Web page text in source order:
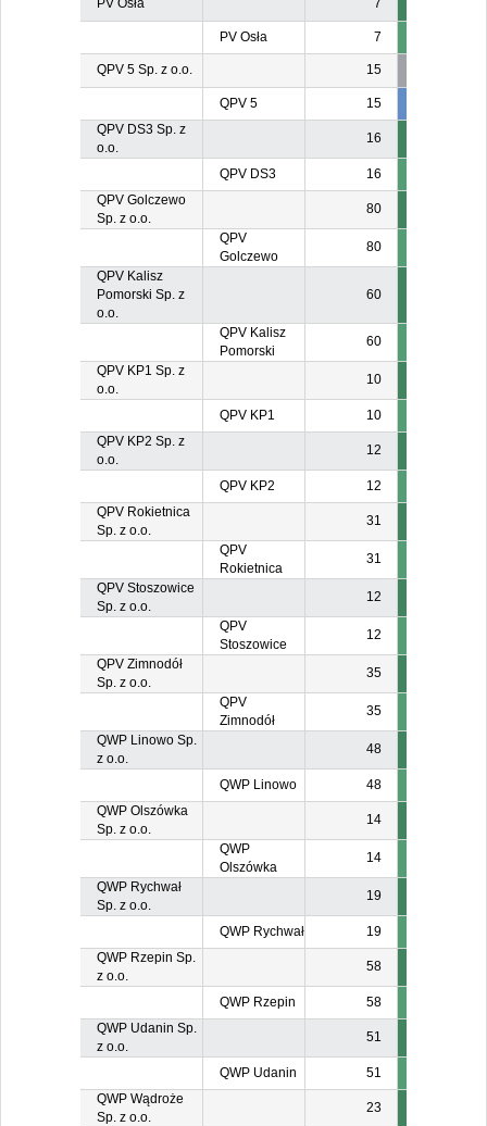
PV Osła 7
PV Osła 7
QPV 5 Sp. z o.o. 15
QPV 5 15
QPV DS3 Sp. z
o.o.
16
QPV DS3
16
QPV Golczewo
Sp. z o.o.
80
QPV
Golczewo
80
QPV Kalisz
Pomorski Sp. z
o.o.
60
QPV Kalisz
Pomorski
60
QPV KP1 Sp. z
o.o.
10
QPV KP1
10
QPV KP2 Sp. z
o.o.
12
QPV KP2
12
QPV Rokietnica
Sp. z o.o.
31
QPV
Rokietnica
31
QPV Stoszowice
Sp. z o.o.
12
QPV
Stoszowice
12
QPV Zimnodół
Sp. z o.o.
35
QPV
Zimnodół
35
QWP Linowo Sp.
z o.o.
48
QWP Linowo
48
QWP Olszówka
Sp. z o.o.
14
QWP
Olszówka
14
QWP Rychwał
Sp. z o.o.
19
QWP Rychwał
19
QWP Rzepin Sp.
z o.o.
58
QWP Rzepin
58
QWP Udanin Sp.
z o.o.
51
QWP Udanin
51
QWP Wądroże
Sp. z o.o.
23